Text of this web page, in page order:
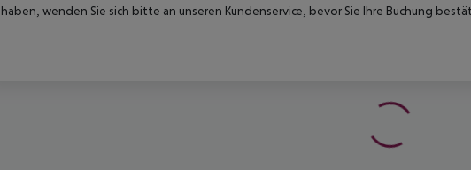
haben, wenden Sie sich bitte an unseren Kundenservice, bevor Sie Ihre Buchung